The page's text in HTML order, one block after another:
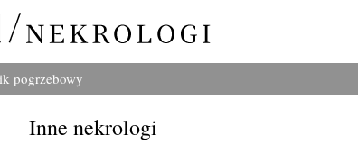
pogrzebowy
Inne nekrologi